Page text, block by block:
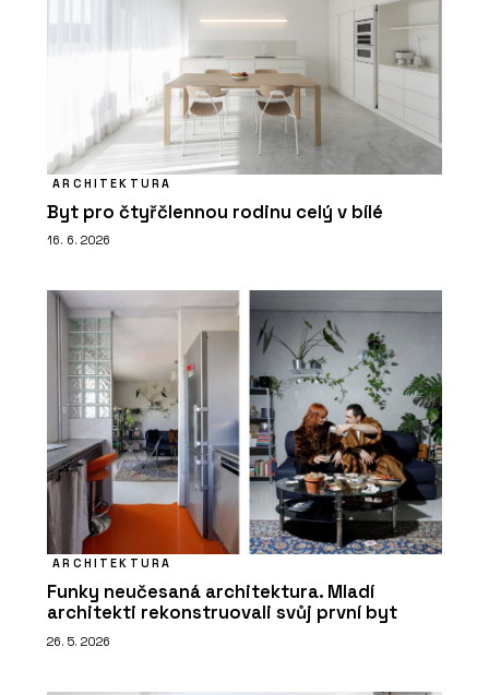
ARCHITEKTURA
Byt pro čtyřčlennou rodinu celý v bílé
16. 6. 2026
ARCHITEKTURA
Funky neučesaná architektura. Mladí
architekti rekonstruovali svůj první byt
26. 5. 2026